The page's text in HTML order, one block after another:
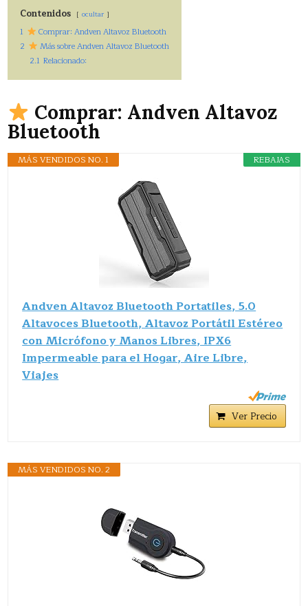
Contenidos ocultar
1
Comprar: Andven Altavoz Bluetooth
2
Más sobre Andven Altavoz Bluetooth
2.1 Relacionado:
Comprar: Andven Altavoz
Bluetooth
REBAJAS
MÁS VENDIDOS NO. 1
Andven Altavoz Bluetooth Portatiles, 5.0
Altavoces Bluetooth, Altavoz Portátil Estéreo
con Micrófono y Manos Libres, IPX6
Impermeable para el Hogar, Aire Libre,
Viajes
Ver Precio
MÁS VENDIDOS NO. 2